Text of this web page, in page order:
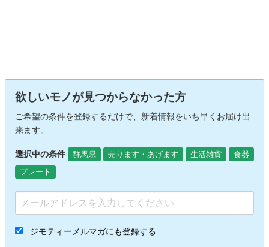
欲しいモノが見つからなかった方
ご希望の条件を登録するだけで、新着情報をいち早くお届け出
来ます。
選択中の条件 群馬県 売ります・あげます 生活雑貨
食器
プレート
ジモティーメルマガにも登録する